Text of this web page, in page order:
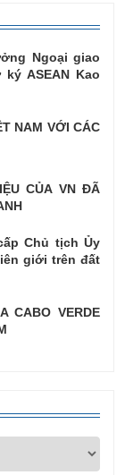
Ngoại giao
ASEAN Kao
NAM VỚI CÁC
CỦA VN ĐÃ
Chủ tịch Ủy
giới trên đất
CABO VERDE